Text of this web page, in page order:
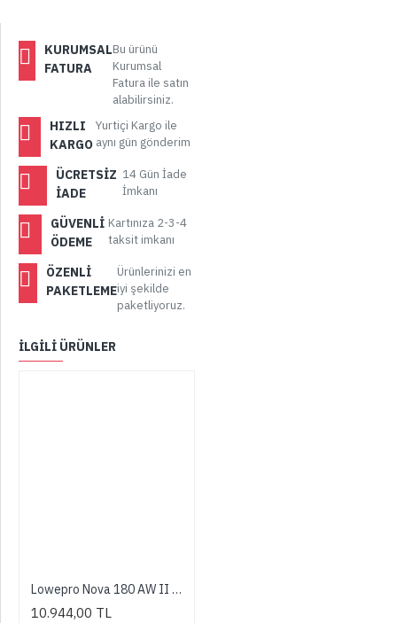
KURUMSAL
FATURA
Bu ürünü
Kurumsal
Fatura ile satın
alabilirsiniz.
HIZLI
KARGO
Yurtiçi Kargo ile
aynı gün gönderim
ÜCRETSIZ
İADE
14 Gün İade
İmkanı
GÜVENLI
ÖDEME
Kartınıza 2-3-4
taksit imkanı
ÖZENLI
PAKETLEME
Ürünlerinizi en
iyi şekilde
paketliyoruz.
İLGILI ÜRÜNLER
Lowepro Nova 180 AW II Camera Bag (Mica)
10.944,00 TL